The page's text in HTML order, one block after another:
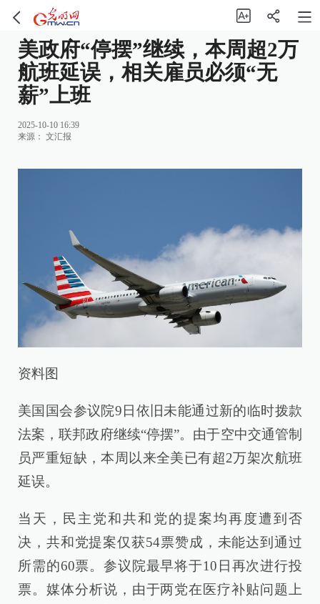
美政府“停摆”继续，本周超2万
航班延误，相关雇员必须“无
薪”上班
2025-10-10 16:39
来源： 文汇报
资料图
美国国会参议院9日依旧未能通过新的临时拨款
法案，联邦政府继续“停摆”。由于空中交通管制
员严重短缺，本周以来全美已有超2万架次航班
延误。
当天，民主党和共和党的提案均再度遭到否
决，共和党提案仅获54票赞成，未能达到通过
所需的60票。参议院最早将于10日再次进行投
票。媒体分析说，由于两党在医疗补贴问题上